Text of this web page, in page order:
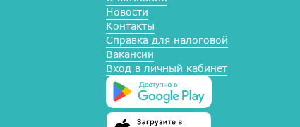
Новости
Контакты
Справка для налоговой
Вакансии
Вход в личный кабинет